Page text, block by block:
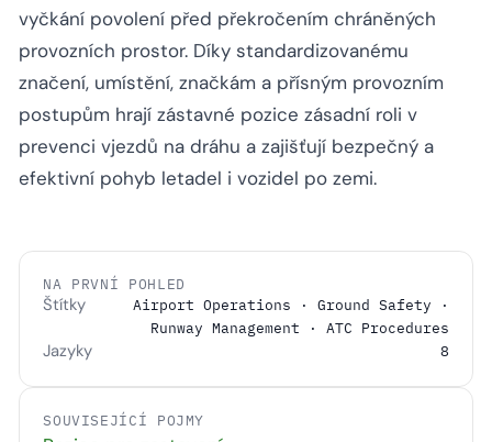
vyčkání povolení před překročením chráněných
provozních prostor. Díky standardizovanému
značení, umístění, značkám a přísným provozním
postupům hrají zástavné pozice zásadní roli v
prevenci vjezdů na dráhu a zajišťují bezpečný a
efektivní pohyb letadel i vozidel po zemi.
NA PRVNÍ POHLED
Štítky
Airport Operations · Ground Safety ·
Runway Management · ATC Procedures
Jazyky 8
SOUVISEJÍCÍ POJMY